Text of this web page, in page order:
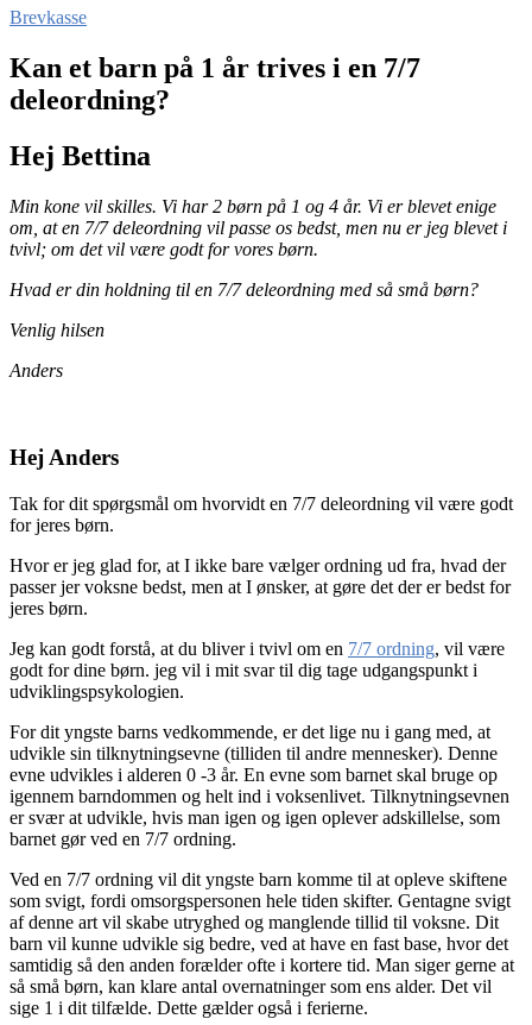
Brevkasse
Kan et barn på 1 år trives i en 7/7
deleordning?
Hej Bettina
Min kone vil skilles. Vi har 2 børn på 1 og 4 år. Vi er blevet enige
om, at en 7/7 deleordning vil passe os bedst, men nu er jeg blevet i
tvivl; om det vil være godt for vores børn.
Hvad er din holdning til en 7/7 deleordning med så små børn?
Venlig hilsen
Anders
Hej Anders
Tak for dit spørgsmål om hvorvidt en 7/7 deleordning vil være godt
for jeres børn.
Hvor er jeg glad for, at I ikke bare vælger ordning ud fra, hvad der
passer jer voksne bedst, men at I ønsker, at gøre det der er bedst for
jeres børn.
Jeg kan godt forstå, at du bliver i tvivl om en 7/7 ordning, vil være
godt for dine børn. jeg vil i mit svar til dig tage udgangspunkt i
udviklingspsykologien.
For dit yngste barns vedkommende, er det lige nu i gang med, at
udvikle sin tilknytningsevne (tilliden til andre mennesker). Denne
evne udvikles i alderen 0 -3 år. En evne som barnet skal bruge op
igennem barndommen og helt ind i voksenlivet. Tilknytningsevnen
er svær at udvikle, hvis man igen og igen oplever adskillelse, som
barnet gør ved en 7/7 ordning.
Ved en 7/7 ordning vil dit yngste barn komme til at opleve skiftene
som svigt, fordi omsorgspersonen hele tiden skifter. Gentagne svigt
af denne art vil skabe utryghed og manglende tillid til voksne. Dit
barn vil kunne udvikle sig bedre, ved at have en fast base, hvor det
samtidig så den anden forælder ofte i kortere tid. Man siger gerne at
så små børn, kan klare antal overnatninger som ens alder. Det vil
sige 1 i dit tilfælde. Dette gælder også i ferierne.